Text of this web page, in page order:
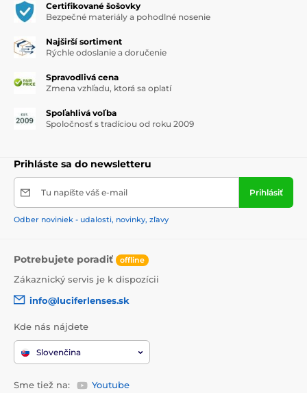
Certifikované šošovky
Bezpečné materiály a pohodlné nosenie
Najširší sortiment
Rýchle odoslanie a doručenie
Spravodlivá cena
Zmena vzhľadu, ktorá sa oplatí
Spoľahlivá voľba
Spoločnosť s tradíciou od roku 2009
Prihláste sa do newsletteru
Tu napíšte váš e-mail Prihlásiť
Odber noviniek - udalosti, novinky, zľavy
Potrebujete poradiť offline
Zákaznický servis je k dispozícii
info@luciferlenses.sk
Kde nás nájdete
Slovenčina
Sme tiež na: Youtube